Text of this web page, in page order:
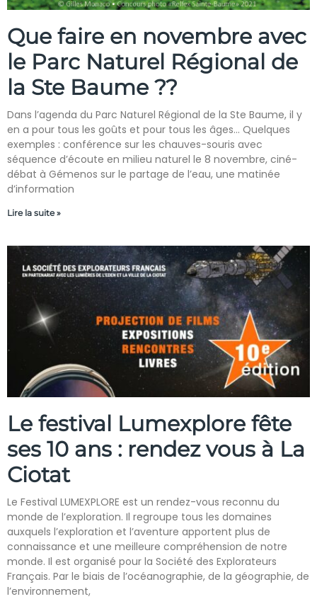
Que faire en novembre avec
le Parc Naturel Régional de
la Ste Baume ??
Dans l’agenda du Parc Naturel Régional de la Ste Baume, il y
en a pour tous les goûts et pour tous les âges… Quelques
exemples : conférence sur les chauves-souris avec
séquence d’écoute en milieu naturel le 8 novembre, ciné-
débat à Gémenos sur le partage de l’eau, une matinée
d’information
Lire la suite »
Le festival Lumexplore fête
ses 10 ans : rendez vous à La
Ciotat
Le Festival LUMEXPLORE est un rendez-vous reconnu du
monde de l’exploration. Il regroupe tous les domaines
auxquels l’exploration et l’aventure apportent plus de
connaissance et une meilleure compréhension de notre
monde. Il est organisé pour la Société des Explorateurs
Français. Par le biais de l’océanographie, de la géographie, de
l’environnement,